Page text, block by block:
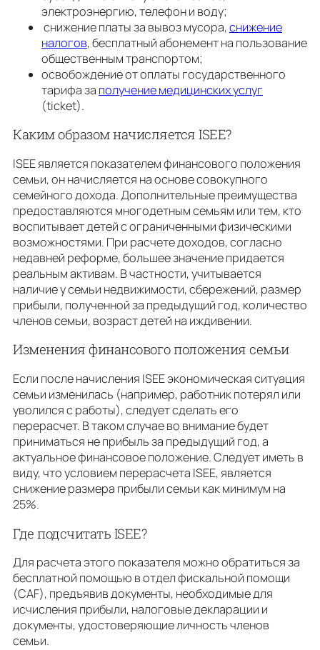
электроэнергию, телефон и воду;
снижение платы за вывоз мусора,снижение
налогов, бесплатный абонемент на пользование
общественным транспортом;
освобождение от оплаты государственного
тарифа за получение медицинских услуг
(ticket).
Каким образом начисляется ISEE?
ISEE является показателем финансового положения
семьи, он начисляется на основе совокупного
семейного дохода. Дополнительные преимущества
предоставляются многодетным семьям или тем, кто
воспитывает детей с ограниченными физическими
возможностями. При расчете доходов, согласно
недавней реформe, большее значение придается
реальным активам. В частности, учитывается
наличие у семьи недвижимости, сбережений, размер
прибыли, полученной за предыдущий год, количество
членов семьи, возраст детей на иждивении.
Изменения финансового положения семьи
Если после начисления ISEE экономическая ситуация
семьи изменилась (например, работник потерял или
уволился с работы), следует сделать его
перерасчет. В таком случае во внимание будет
приниматься не прибыль за предыдущий год, а
актуальное финансовое положение. Следует иметь в
виду, что условием перерасчета ISEE, является
снижение размера прибыли семьи как минимум на
25%.
Где подсчитать ISEE?
Для расчета этого показателя можно обратиться за
бесплатной помощью в отдел фискальной помощи
(CAF), предъявив документы, необходимые для
исчисления прибыли, налоговые декларации и
документы, удостоверяющие личность членов
семьи.